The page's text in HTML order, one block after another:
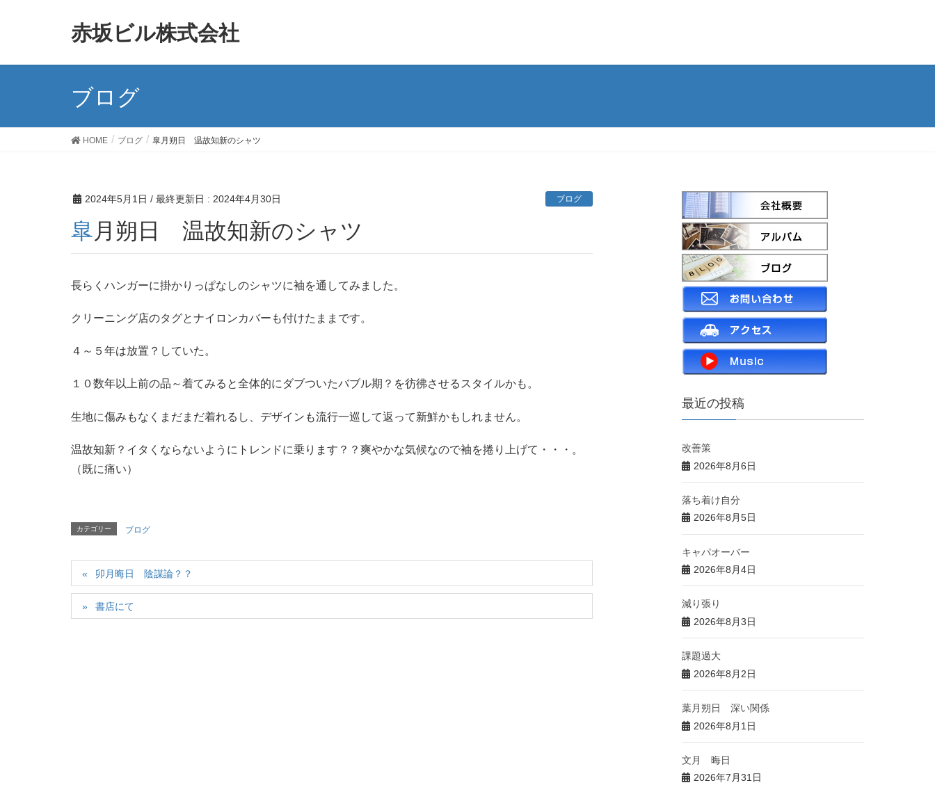
赤坂ビル株式会社
ブログ
HOME ブログ 皐月朔日 温故知新のシャツ
2024年5月1日 / 最終更新日 : 2024年4月30日 ブログ
皐月朔日 温故知新のシャツ
長らくハンガーに掛かりっぱなしのシャツに袖を通してみました。
クリーニング店のタグとナイロンカバーも付けたままです。
４～５年は放置？していた。
１０数年以上前の品～着てみると全体的にダブついたバブル期？を彷彿させるスタイルかも。
生地に傷みもなくまだまだ着れるし、デザインも流行一巡して返って新鮮かもしれません。
温故知新？イタくならないようにトレンドに乗ります？？爽やかな気候なので袖を捲り上げて・・・。
（既に痛い）
カテゴリー ブログ
卯月晦日 陰謀論？？
書店にて
最近の投稿
改善策
2026年8月6日
落ち着け自分
2026年8月5日
キャパオーバー
2026年8月4日
減り張り
2026年8月3日
課題過大
2026年8月2日
葉月朔日 深い関係
2026年8月1日
文月 晦日
2026年7月31日